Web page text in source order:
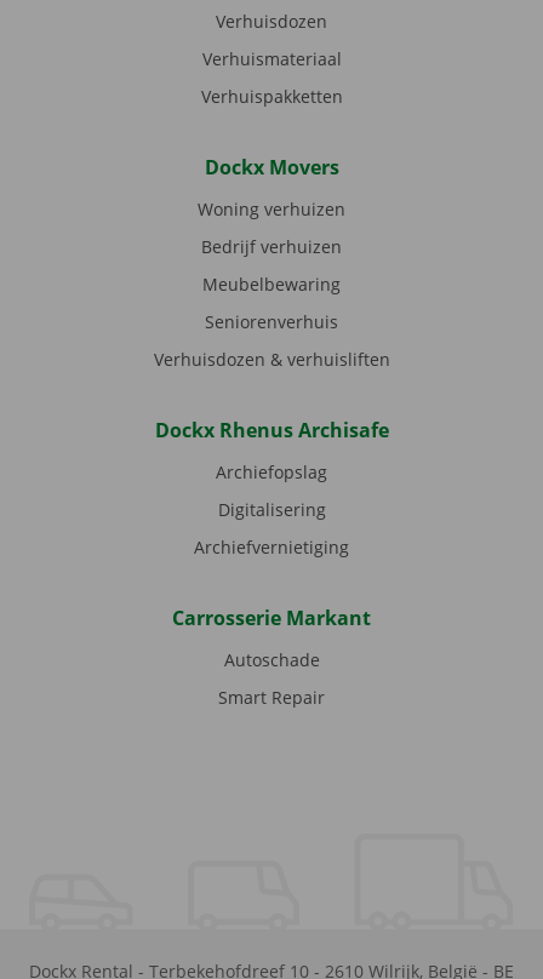
Verhuisdozen
Verhuismateriaal
Verhuispakketten
Dockx Movers
Woning verhuizen
Bedrijf verhuizen
Meubelbewaring
Seniorenverhuis
Verhuisdozen & verhuisliften
Dockx Rhenus Archisafe
Archiefopslag
Digitalisering
Archiefvernietiging
Carrosserie Markant
Autoschade
Smart Repair
Dockx Rental - Terbekehofdreef 10 - 2610 Wilrijk, België - BE